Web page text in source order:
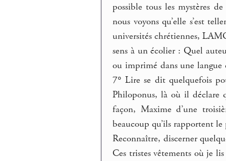
possible tous les mystères
nous voyons qu’elle s’est
universités chrétiennes,
sens à un écolier : Quel
ou imprimé dans une
7° Lire se dit quelquefois
Philoponus, là où il déclare
façon, Maxime d’une
beaucoup qu’ils rapportent
Reconnaître, discerner
Ces tristes vêtements où je